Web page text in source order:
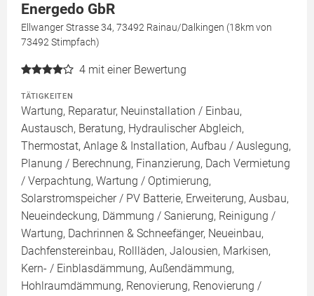
Energedo GbR
Ellwanger Strasse 34, 73492 Rainau/Dalkingen (18km von
73492 Stimpfach)
4 mit einer Bewertung
TÄTIGKEITEN
Wartung, Reparatur, Neuinstallation / Einbau,
Austausch, Beratung, Hydraulischer Abgleich,
Thermostat, Anlage & Installation, Aufbau / Auslegung,
Planung / Berechnung, Finanzierung, Dach Vermietung
/ Verpachtung, Wartung / Optimierung,
Solarstromspeicher / PV Batterie, Erweiterung, Ausbau,
Neueindeckung, Dämmung / Sanierung, Reinigung /
Wartung, Dachrinnen & Schneefänger, Neueinbau,
Dachfenstereinbau, Rollläden, Jalousien, Markisen,
Kern- / Einblasdämmung, Außendämmung,
Hohlraumdämmung, Renovierung, Renovierung /